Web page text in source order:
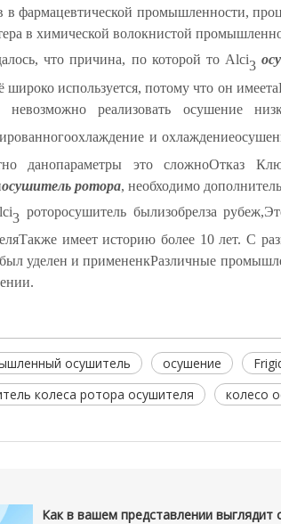
в фармацевтической промышленности,
в химической волокнистой
что причина, по которой то Alci3
широко используется, потому что он имеетa
невозможно реализовать осушение
охлаждение и охлаждение
данопараметры это сложноОтказ
осушитель ротора, необходимо
3 роторосушитель былизобрелза рубеж,
Также имеет историю более 10 лет. С
уделен и примененкРазличные
осушитель осушение
колеса ротора осушителя
колесо
Как в вашем представлении